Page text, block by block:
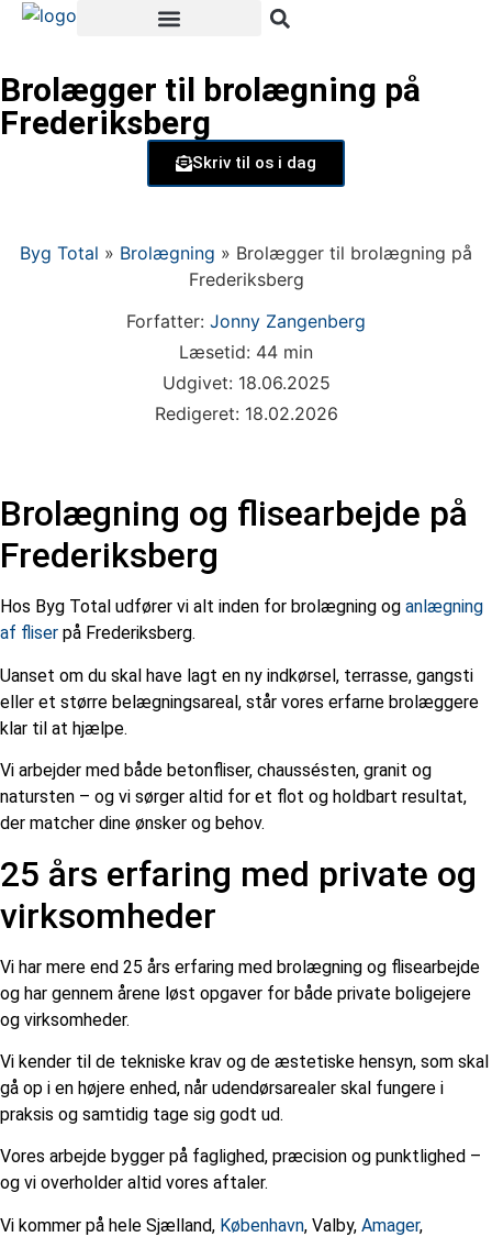
Brolægger til brolægning på
Frederiksberg
Skriv til os i dag
Byg Total » Brolægning » Brolægger til brolægning på
Frederiksberg
Forfatter: Jonny Zangenberg
Læsetid: 44 min
Udgivet: 18.06.2025
Redigeret: 18.02.2026
Brolægning og flisearbejde på
Frederiksberg
Hos Byg Total udfører vi alt inden for brolægning og anlægning
af fliser på Frederiksberg.
Uanset om du skal have lagt en ny indkørsel, terrasse, gangsti
eller et større belægningsareal, står vores erfarne brolæggere
klar til at hjælpe.
Vi arbejder med både betonfliser, chaussésten, granit og
natursten – og vi sørger altid for et flot og holdbart resultat,
der matcher dine ønsker og behov.
25 års erfaring med private og
virksomheder
Vi har mere end 25 års erfaring med brolægning og flisearbejde
og har gennem årene løst opgaver for både private boligejere
og virksomheder.
Vi kender til de tekniske krav og de æstetiske hensyn, som skal
gå op i en højere enhed, når udendørsarealer skal fungere i
praksis og samtidig tage sig godt ud.
Vores arbejde bygger på faglighed, præcision og punktlighed –
og vi overholder altid vores aftaler.
Vi kommer på hele Sjælland, København, Valby, Amager,